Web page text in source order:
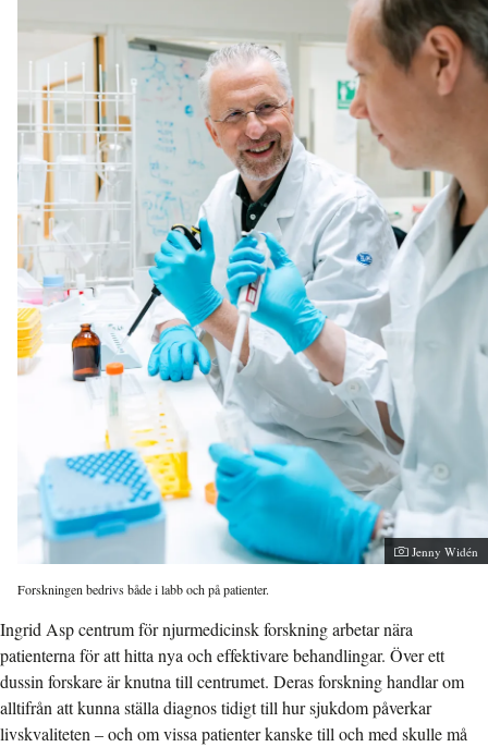
Jenny Widén
Forskningen bedrivs både i labb och på patienter.
Ingrid Asp centrum för njurmedicinsk forskning arbetar nära
patienterna för att hitta nya och effektivare behandlingar. Över ett
dussin forskare är knutna till centrumet. Deras forskning handlar om
alltifrån att kunna ställa diagnos tidigt till hur sjukdom påverkar
livskvaliteten – och om vissa patienter kanske till och med skulle må